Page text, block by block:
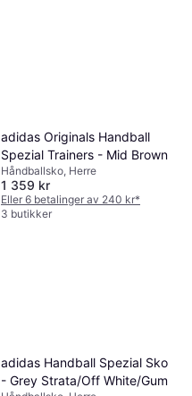
adidas Originals Handball
Spezial Trainers - Mid Brown
Håndballsko, Herre
1 359 kr
Eller 6 betalinger av 240 kr*
3 butikker
adidas Handball Spezial Sko
- Grey Strata/Off White/Gum